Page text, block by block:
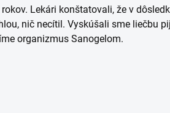
Lekári konštatovali, že v
nič necítil. Vyskúšali sme liečbu
organizmus Sanogelom.